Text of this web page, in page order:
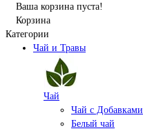
Ваша корзина пуста!
Корзина
Категории
Чай и Травы
Чай
Чай с Добавками
Белый чай